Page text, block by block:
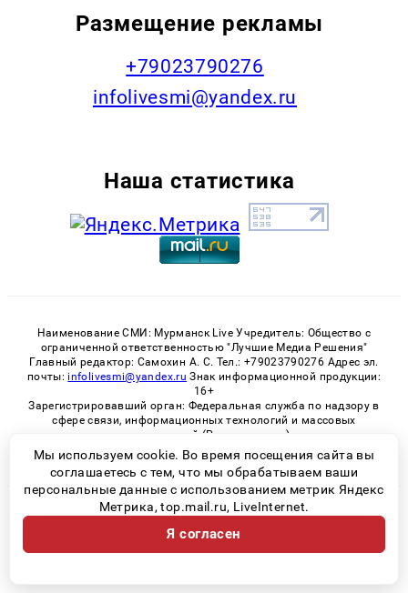
Размещение рекламы
+79023790276
infolivesmi@yandex.ru
Наша статистика
Наименование СМИ: Мурманск Live Учредитель: Общество с
ограниченной ответственностью "Лучшие Медиа Решения"
Главный редактор: Самохин А. С. Тел.: +79023790276 Адрес эл.
почты: infolivesmi@yandex.ru Знак информационной продукции:
16+
Зарегистрировавший орган: Федеральная служба по надзору в
сфере связи, информационных технологий и массовых
коммуникаций (Роскомнадзор)
Регистрационный номер СМИ ЭЛ № ФС 77 - 82534 от 21.01.2022
© 2026 «Murmansk-live» | Все права защищены
Возрастная категория сайта 16+
Политика конфиденциальности
Мы используем cookie. Во время посещения сайта вы
соглашаетесь с тем, что мы обрабатываем ваши
персональные данные с использованием метрик Яндекс
Метрика, top.mail.ru, LiveInternet.
Я согласен